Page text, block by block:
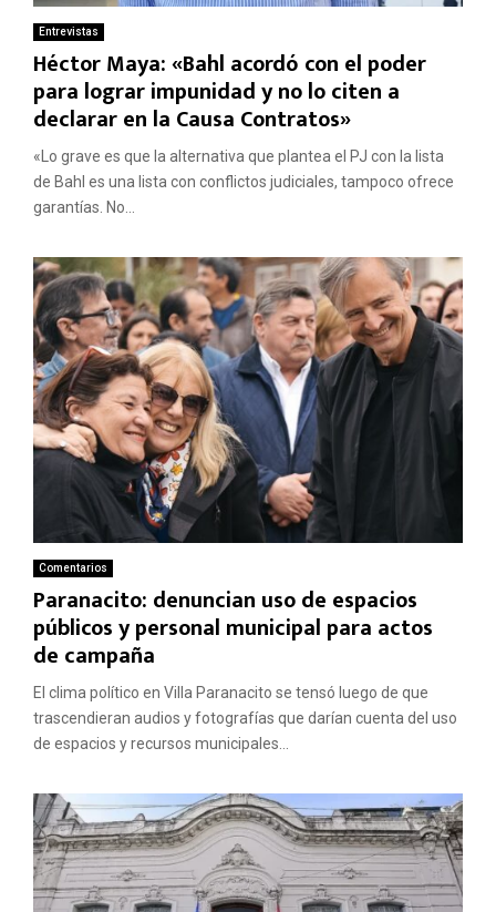
Entrevistas
Héctor Maya: «Bahl acordó con el poder
para lograr impunidad y no lo citen a
declarar en la Causa Contratos»
«Lo grave es que la alternativa que plantea el PJ con la lista
de Bahl es una lista con conflictos judiciales, tampoco ofrece
garantías. No...
Comentarios
Paranacito: denuncian uso de espacios
públicos y personal municipal para actos
de campaña
El clima político en Villa Paranacito se tensó luego de que
trascendieran audios y fotografías que darían cuenta del uso
de espacios y recursos municipales...